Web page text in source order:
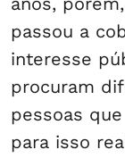
passou a
interesse
procuram
pessoas
para isso